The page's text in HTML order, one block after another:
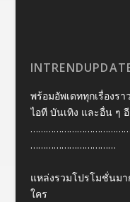
พร้อมอัพเดททุกเรื่องร
ไอที บันเทิง และอื่น ๆ
……………………………
แหล่งรวมโปรโมชั่นม
ใคร